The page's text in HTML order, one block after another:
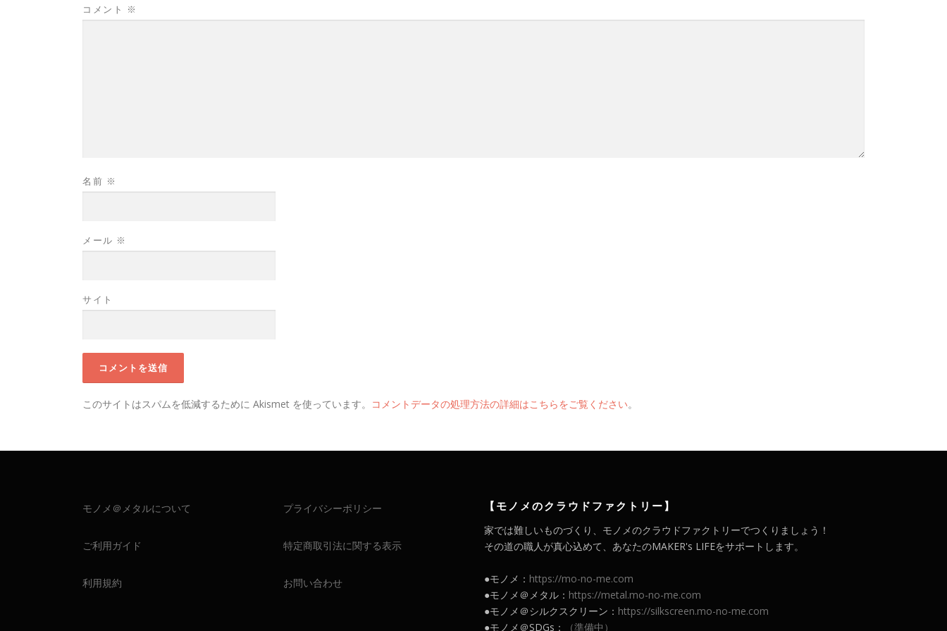
コメント ※
名前 ※
メール ※
サイト
このサイトはスパムを低減するために Akismet を使っています。 コメントデータの処理方法の詳細はこちらをご覧ください。
モノメ＠メタルについて
ご利用ガイド
利用規約
プライバシーポリシー
特定商取引法に関する表示
お問い合わせ
【モノメのクラウドファクトリー】
家では難しいものづくり、モノメのクラウドファクトリーでつくりましょう！
その道の職人が真心込めて、あなたのMAKER's LIFEをサポートします。
●モノメ： https://mo-no-me.com
●モノメ＠メタル： https://metal.mo-no-me.com
●モノメ＠シルクスクリーン： https://silkscreen.mo-no-me.com
●モノメ＠SDGs：
（準備中）